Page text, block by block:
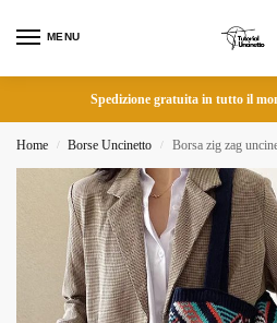
MENU
Spedizione gratuita in tutto il
Home / Borse Uncinetto / Borsa zig zag